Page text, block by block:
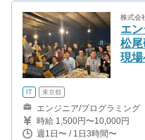
株式会
エ
松
現
IT 東京都
エンジニア/プログラミング
時給 1,500円〜10,000円
週1日〜 / 1日3時間〜